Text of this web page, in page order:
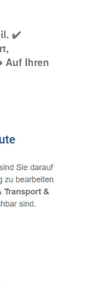
✔️
Auf Ihren